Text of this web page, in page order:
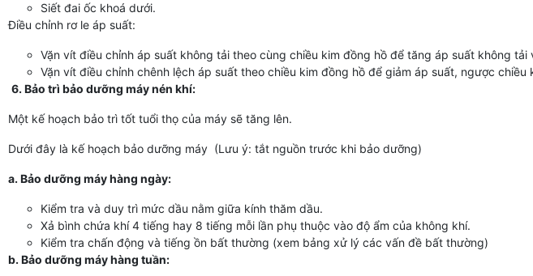
Siết đai ốc khoá dưới.
Điều chỉnh rơ le áp suất:
Vặn vít điều chỉnh áp suất không tải theo cùng chiều kim đồng hồ để tăng áp suất không
Vặn vít điều chỉnh chênh lệch áp suất theo chiều kim đồng hồ để giảm áp suất, ngược
6. Bảo trì bảo dưỡng máy nén khí:
Một kế hoạch bảo trì tốt tuổi thọ của máy sẽ tăng lên.
Dưới đây là kế hoạch bảo dưỡng máy (Lưu ý: tắt nguồn trước khi bảo dưỡng)
a. Bảo dưỡng máy hàng ngày:
Kiểm tra và duy trì mức dầu nằm giữa kính thăm dầu.
Xả bình chứa khí 4 tiếng hay 8 tiếng mỗi lần phụ thuộc vào độ ẩm của không khí.
Kiểm tra chấn động và tiếng ồn bất thường (xem bảng xử lý các vấn đề bất thường)
b. Bảo dưỡng máy hàng tuần: